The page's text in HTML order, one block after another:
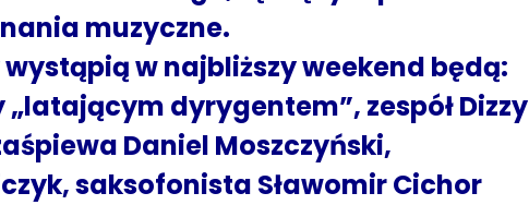
muzyczne.
w najbliższy weekend będą:
dyrygentem”, zespół Dizzy
Daniel Moszczyński,
saksofonista Sławomir Cichor